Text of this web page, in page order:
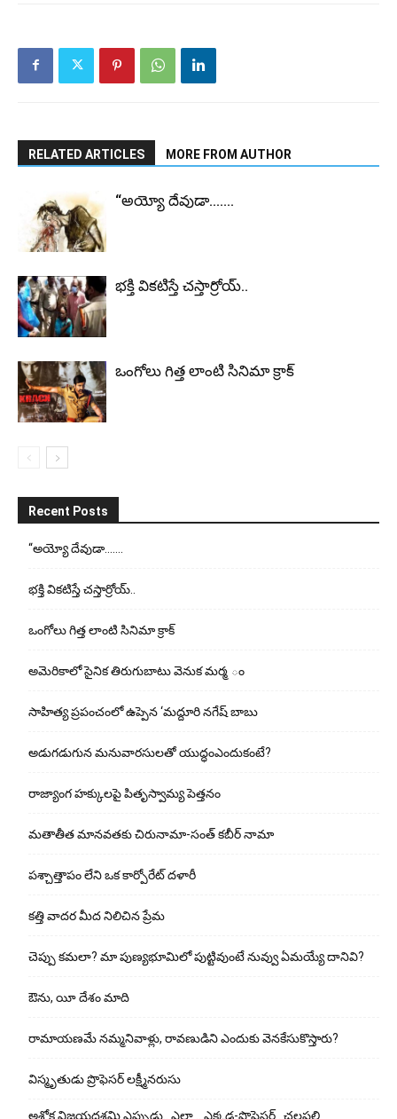
RELATED ARTICLES MORE FROM AUTHOR
“అయ్యో దేవుడా…….
భ‌క్తి విక‌టిస్తే చ‌స్తార్రోయ్‌..
ఒంగోలు గిత్త లాంటి సినిమా క్రాక్
Recent Posts
“అయ్యో దేవుడా…….
భ‌క్తి విక‌టిస్తే చ‌స్తార్రోయ్‌..
ఒంగోలు గిత్త లాంటి సినిమా క్రాక్
అమెరికాలో సైనిక తిరుగుబాటు వెనుక మర్మ ం
సాహిత్య ప్రపంచంలో ఉప్పెన ‘మద్దూరి నగేష్ బాబు
అడుగ‌డుగున మ‌నువార‌సుల‌తో యుద్ధంఎందుకంటే?
రాజ్యాంగ హక్కులపై పితృస్వామ్య పెత్తనం
మతాతీత మానవతకు చిరునామా-సంత్ కబీర్ నామా
పశ్చాత్తాపం లేని ఒక కార్పోరేట్ దళారీ
కత్తి వాదర మీద నిలిచిన ప్రేమ
చెప్పు క‌మ‌లా? మా పుణ్యభూమిలో పుట్టివుంటే నువ్వు ఏమయ్యే దానివి?
ఔను, యీ దేశం మాది
రామాయణమే నమ్మనివాళ్లు, రావణుడిని ఎందుకు వెనకేసుకొస్తారు?
విస్మృతుడు ప్రొఫెసర్ లక్ష్మీనరుసు
అశోక విజ‌య‌ద‌శ‌మి ఎప్పుడు.. ఎలా .. ఎక్క‌డ‌-ప్రొఫెసర్ . చల్లపల్లి